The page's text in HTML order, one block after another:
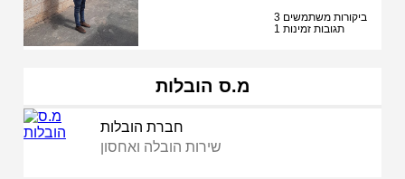
3 ביקורות משתמשים
1 תגובות זמינות
מ.ס הובלות
חברת הובלות
שירות הובלה ואחסון